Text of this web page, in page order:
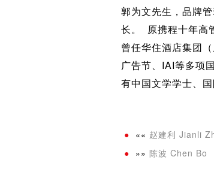
郭为文先生，品牌
长。 原携程十年高
曾任华住酒店集团
广告节、IAI等多项
有中国文学学士、
«« 赵建利 Jianli
»» 陈波 Chen Bo